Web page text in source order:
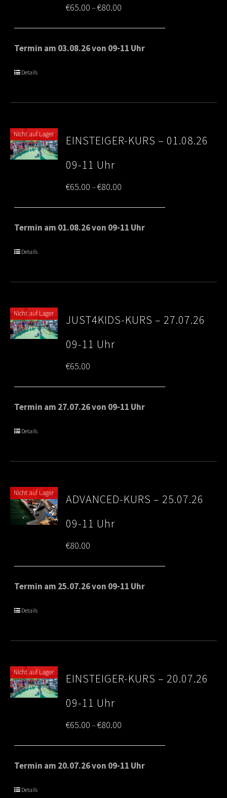
€65.00–€80.00
range:
€65.00
Termin am 03.08.26 von 09-11 Uhr
Details
Nicht auf Lager
EINSTEIGER-KURS – 01.08.26
09-11 Uhr
€65.00–€80.00
range:
€65.00
Termin am 01.08.26 von 09-11 Uhr
Details
Nicht auf Lager
JUST4KIDS-KURS – 27.07.26
09-11 Uhr
€65.00
Termin am 27.07.26 von 09-11 Uhr
Details
Nicht auf Lager
ADVANCED-KURS – 25.07.26
09-11 Uhr
€80.00
Termin am 25.07.26 von 09-11 Uhr
Details
Nicht auf Lager
EINSTEIGER-KURS – 20.07.26
09-11 Uhr
€65.00–€80.00
range:
€65.00
Termin am 20.07.26 von 09-11 Uhr
Details